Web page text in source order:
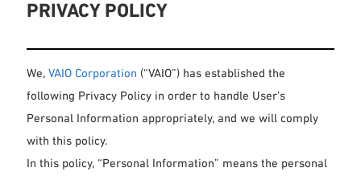
PRIVACY POLICY
We,VAIO Corporation (“VAIO”) has established the
following Privacy Policy in order to handle User’s
Personal Information appropriately, and we will comply
with this policy.
In this policy, “Personal Information” means the personal